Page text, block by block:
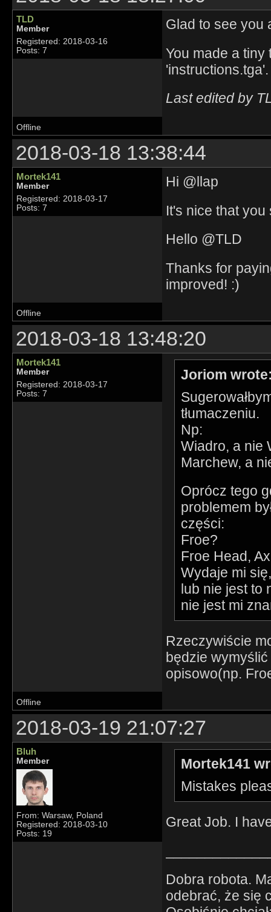
TLD
Member
Registered: 2018-03-16
Posts: 7
Glad to see you
You made a tiny
Last edited by
Offline
2018-03-18 13:38:44
Mortek141
Member
Registered: 2018-03-17
Posts: 7
Hi @llap
It's nice that
Hello @TLD
Thanks for
improved! :)
Offline
2018-03-18 13:48:20
Mortek141
Member
Registered: 2018-03-17
Posts: 7
Joriom
tłumaczeniu.
Np:
Wiadro, a nie
Marchew, a
Oprócz tego
problemem
części:
Froe?
Froe Head,
Wydaje mi
lub nie jest to
nie jest mi
Rzeczywiście
będzie
opisowo(np.
Offline
2018-03-19 21:07:27
Bluh
Member
From: Warsaw, Poland
Registered: 2018-03-10
Posts: 19
Mortek141
Mistakes
Great Job. I
Dobra robota.
odebrać, że się